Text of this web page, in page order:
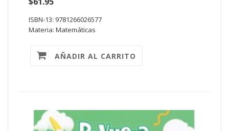
ISBN-13: 9781266026577
Materia: Matemáticas
AÑADIR AL CARRITO